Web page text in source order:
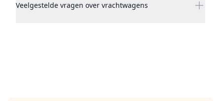
Veelgestelde vragen over vrachtwagens